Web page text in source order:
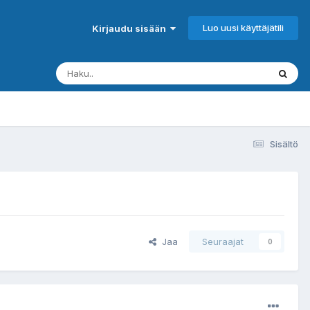
Kirjaudu sisään Luo uusi käyttäjätili
Sisältö
Jaa Seuraajat 0